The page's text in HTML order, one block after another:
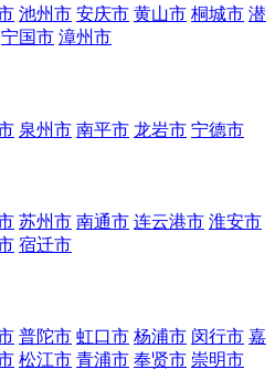
池州市 安庆市 黄山市 桐城市 潜
宁国市 漳州市
泉州市 南平市 龙岩市 宁德市
苏州市 南通市 连云港市 淮安市
宿迁市
普陀市 虹口市 杨浦市 闵行市 嘉
松江市 青浦市 奉贤市 崇明市